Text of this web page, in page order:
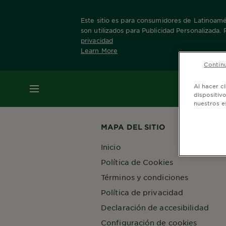
Este sitio es para consumidores de
son utilizados para Publicidad
privacidad
Learn More
MENÚ
Home Nuestras Marcas
MAPA DEL SITIO
Inicio
Política de Cookies
Términos y condiciones
Política de privacidad
Declaración de accesibilidad
Configuración de cookies
Al hacer
nuestros